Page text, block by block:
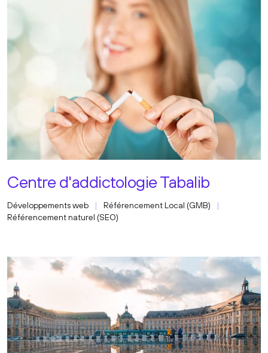
Centre d'addictologie Tabalib
Développements web
Référencement Local (GMB)
Référencement naturel (SEO)